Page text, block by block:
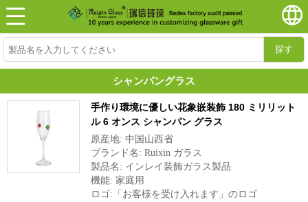
探す
シャンパングラス
手作り環境に優しい花象嵌装飾 180 ミリリット
ル 6 オンス シャンパン グラス
原産地: 中国山西省
ブランド名: Ruixin ガラス
製品名: インレイ装飾ガラス製品
機能: 家庭用
ロゴ:「お客様を受け入れます」のロゴ